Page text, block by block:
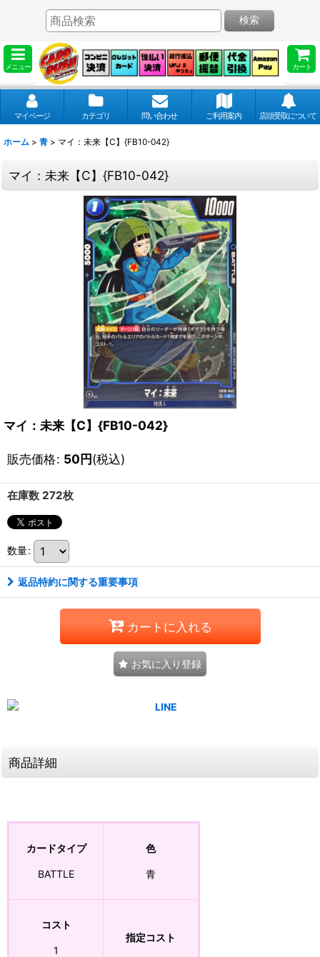
メニュー カート
検索
マイページ カテゴリ 問い合わせ ご利用案内 店頭受取について
ホーム > 青 > マイ：未来【C】{FB10-042}
マイ：未来【C】{FB10-042}
マイ：未来【C】{FB10-042}
販売価格: 50円(税込)
在庫数 272枚
数量:
返品特約に関する重要事項
カートに入れる
お気に入り登録
商品詳細
カードタイプ
BATTLE
色
青
コスト
1
指定コスト